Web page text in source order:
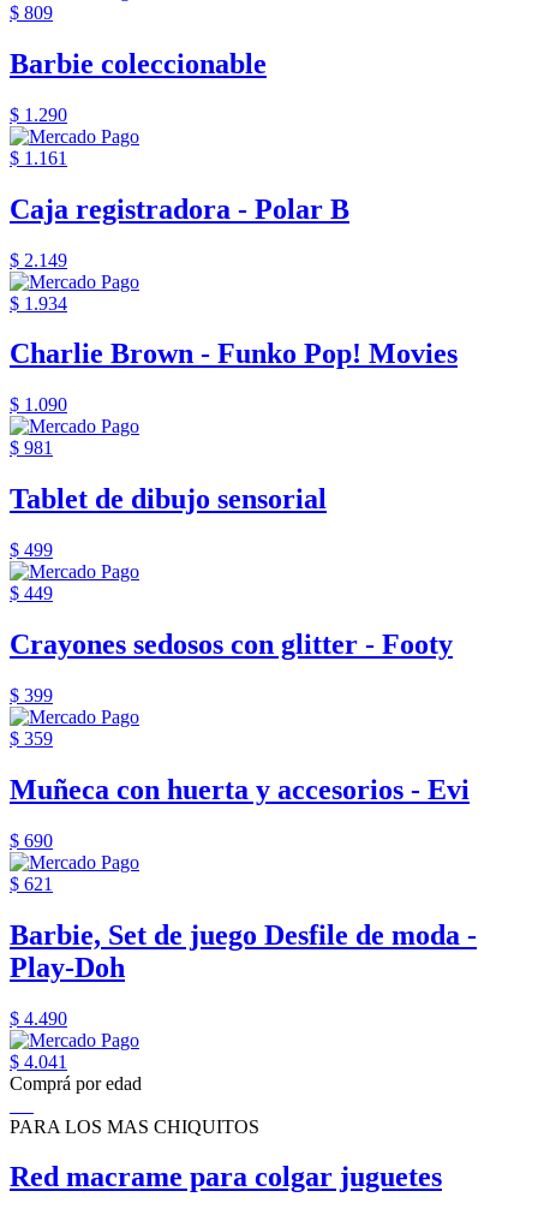
$ 809
Barbie coleccionable
$ 1.290
$ 1.161
Caja registradora - Polar B
$ 2.149
$ 1.934
Charlie Brown - Funko Pop! Movies
$ 1.090
$ 981
Tablet de dibujo sensorial
$ 499
$ 449
Crayones sedosos con glitter - Footy
$ 399
$ 359
Muñeca con huerta y accesorios - Evi
$ 690
$ 621
Barbie, Set de juego Desfile de moda -
Play-Doh
$ 4.490
$ 4.041
Comprá por edad
PARA LOS MAS CHIQUITOS
Red macrame para colgar juguetes